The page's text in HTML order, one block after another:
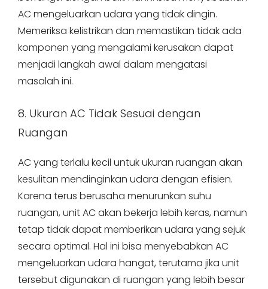
AC mengeluarkan udara yang tidak dingin.
Memeriksa kelistrikan dan memastikan tidak ada
komponen yang mengalami kerusakan dapat
menjadi langkah awal dalam mengatasi
masalah ini.
8. Ukuran AC Tidak Sesuai dengan
Ruangan
AC yang terlalu kecil untuk ukuran ruangan akan
kesulitan mendinginkan udara dengan efisien.
Karena terus berusaha menurunkan suhu
ruangan, unit AC akan bekerja lebih keras, namun
tetap tidak dapat memberikan udara yang sejuk
secara optimal. Hal ini bisa menyebabkan AC
mengeluarkan udara hangat, terutama jika unit
tersebut digunakan di ruangan yang lebih besar